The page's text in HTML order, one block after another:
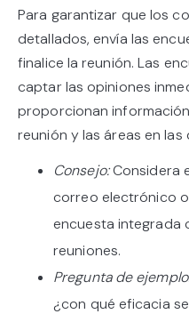
Para garantizar que los
detallados, envía las
finalice la reunión. Las
captar las opiniones
proporcionan
reunión y las áreas en
Consejo:Considera
correo electrónico
encuesta integrada
reuniones.
Pregunta de
¿con qué eficacia